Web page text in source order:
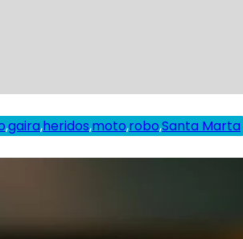
,gaira,heridos,moto,robo,Santa Marta